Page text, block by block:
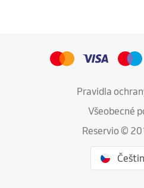
Pravidla
Všeobecné
Reservio ©